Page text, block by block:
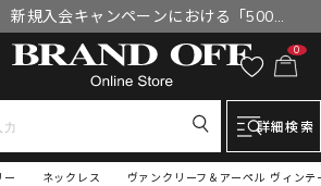
新規入会キャンペーンにおける「500円
ポン」付与漏れと補填について
0
詳細検索
ヴァンクリーフ＆アーペル ヴィン
ー ネックレス